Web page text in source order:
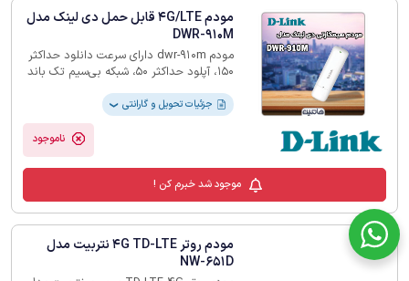
مودم 4G/LTE قابل حمل دی لینک مدل
DWR-910M
مودم ‏dwr-910m‎‏ دارای سرعت دانلود حداکثر
150، آپلود حداکثر 50، شبکه بی‌سیم تک باند
‏داخلی و ... است.‏
جزئیات تحویل و گارانتی ❯
ناموجود
موجود شد خبرم کن !
مودم روتر 4G TD-LTE نتربیت مدل
NW-651D